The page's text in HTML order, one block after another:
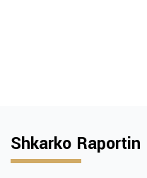
Shkarko Raportin